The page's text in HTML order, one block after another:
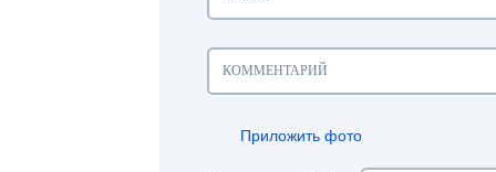
Приложить фото